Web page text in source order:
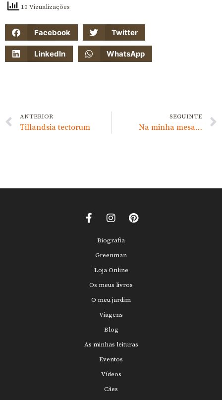
10 Vizualizações
Facebook Twitter
LinkedIn WhatsApp
ANTERIOR
Tillandsia tectorum
SEGUINTE
Na minha mesa…
Biografia
Greenman
Loja Online
Os meus livros
O meu jardim
Viagens
Blog
As minhas leituras
Eventos
Vídeos
Cães